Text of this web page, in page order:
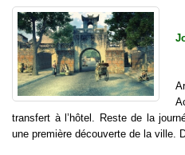
transfert à l’hôtel. Reste de la
une première découverte de la ville.